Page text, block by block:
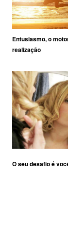
Entusiasmo, o
realização
O seu desafio é